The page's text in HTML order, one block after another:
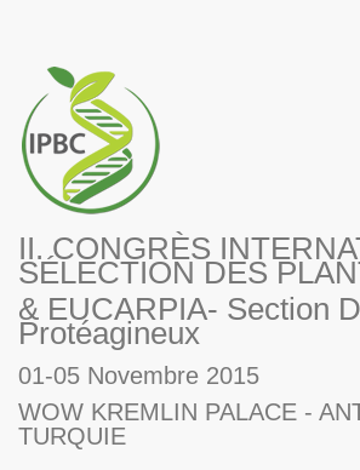
II. CONGRÈS
SÉLECTION DES
& EUCARPIA- Section
Protéagineux
01-05 Novembre 2015
WOW KREMLIN PALACE -
TURQUIE